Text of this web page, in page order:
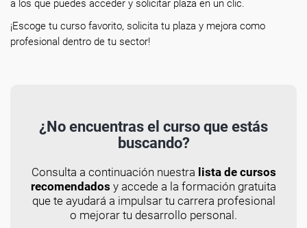
a los que puedes acceder y solicitar plaza en un clic.
¡Escoge tu curso favorito, solicita tu plaza y mejora como
profesional dentro de tu sector!
¿No encuentras el curso que estás
buscando?
Consulta a continuación nuestra lista de cursos
recomendados y accede a la formación gratuita
que te ayudará a impulsar tu carrera profesional
o mejorar tu desarrollo personal.